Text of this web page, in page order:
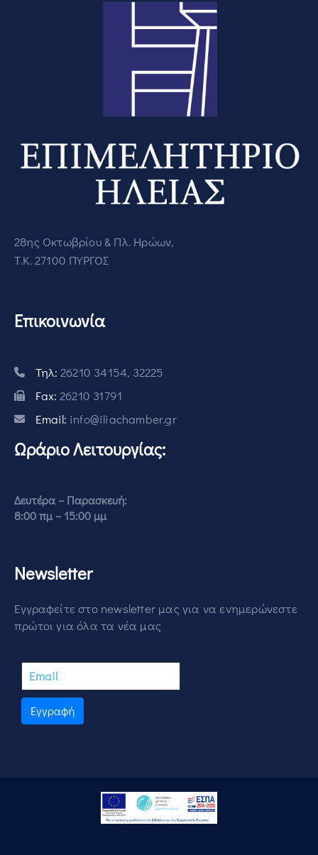
28ης Οκτωβρίου & Πλ. Ηρώων,
Τ.Κ. 27100 ΠΥΡΓΟΣ
Επικοινωνία
Τηλ: 26210 34154, 32225
Fax: 26210 31791
Email: info@iliachamber.gr
Ωράριο Λειτουργίας:
Δευτέρα – Παρασκευή:
8:00 πμ – 15:00 μμ
Newsletter
Εγγραφείτε στο newsletter μας για να ενημερώνεστε
πρώτοι για όλα τα νέα μας
Εγγραφή